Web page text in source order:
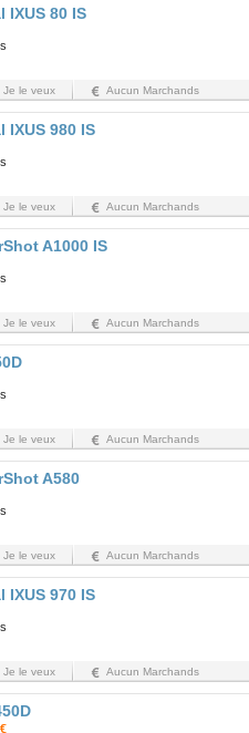
IXUS 80 IS
Je le veux Aucun Marchands
IXUS 980 IS
Je le veux Aucun Marchands
A1000 IS
Je le veux Aucun Marchands
Je le veux Aucun Marchands
A580
Je le veux Aucun Marchands
IXUS 970 IS
Je le veux Aucun Marchands